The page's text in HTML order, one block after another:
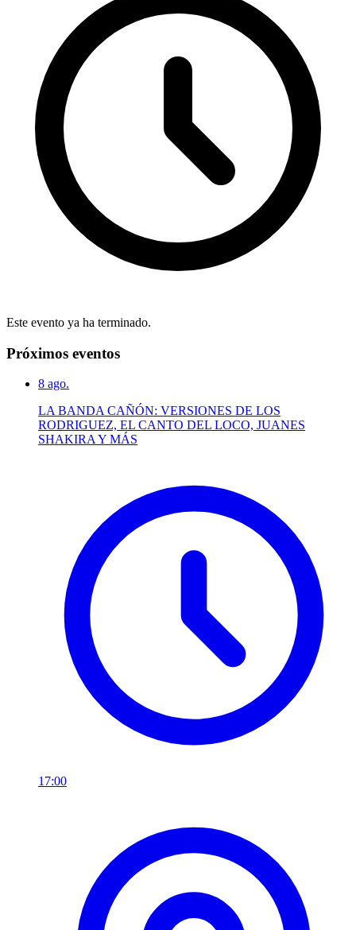
Este evento ya ha terminado.
Próximos eventos
8 ago.
LA BANDA CAÑÓN: VERSIONES DE LOS
RODRIGUEZ, EL CANTO DEL LOCO, JUANES
SHAKIRA Y MÁS
17:00